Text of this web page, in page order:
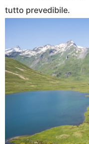
tutto prevedibile.